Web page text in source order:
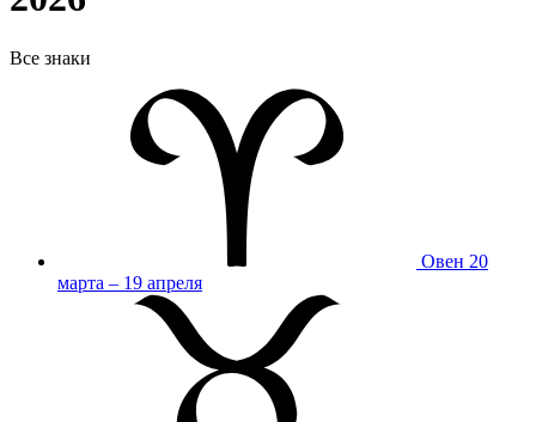
Все знаки
Овен 20
марта – 19 апреля